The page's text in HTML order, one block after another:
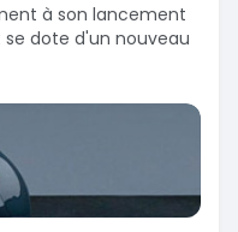
à son lancement
dote d'un nouveau